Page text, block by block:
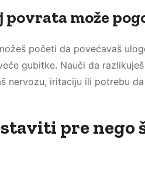
povrata može
početi da povećavaš
gubitke. Nauči da
nervozu, iritaciju ili potrebu
pre nego